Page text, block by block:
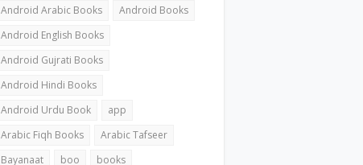
Android Arabic Books
Android Books
Android English Books
Android Gujrati Books
Android Hindi Books
Android Urdu Book
app
Arabic Fiqh Books
Arabic Tafseer
Bayanaat
boo
books